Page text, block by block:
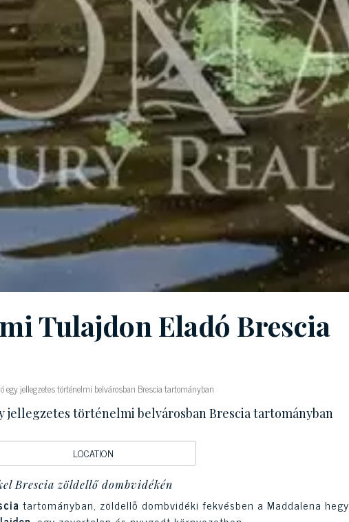
Tulajdon Eladó Brescia
egy jellegzetes történelmi belvárosban Brescia tartományban
jellegzetes történelmi belvárosban Brescia tartományban
LOCATION
Brescia zöldellő dombvidékén
tartományban, zöldellő dombvidéki fekvésben a Maddalena hegy